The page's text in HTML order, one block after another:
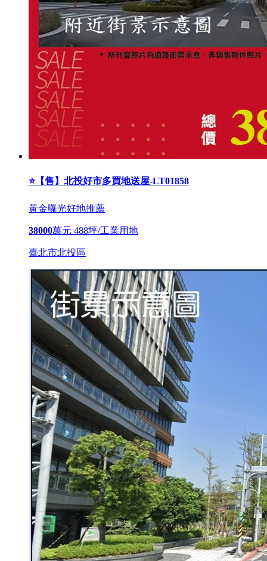
⭐【售】北投好市多買地送屋-LT01858
黃金曝光好地推薦
38000萬元 488坪/工業用地
臺北市北投區